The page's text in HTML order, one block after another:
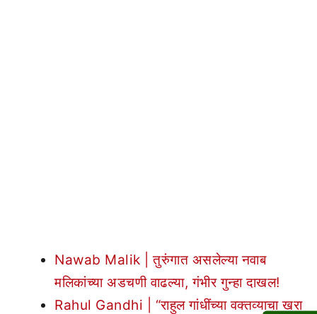
Nawab Malik | तुरुंगात असलेल्या नवाब
मलिकांच्या अडचणी वाढल्या, गंभीर गुन्हा दाखल!
Rahul Gandhi | “राहुल गांधींच्या वक्तव्याचा खरा